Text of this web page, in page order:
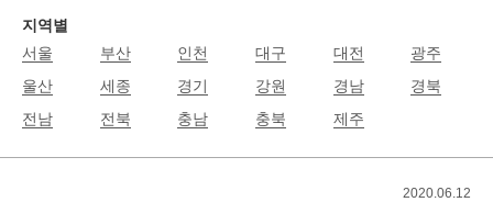
지역별
서울
부산 인천 대구 대전
광주
울산
세종 경기 강원 경남
경북
전남
전북 충남 충북 제주
2020.06.12